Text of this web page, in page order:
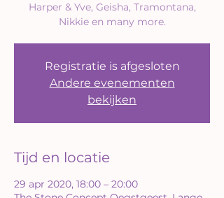
Harper & Yve, Geisha, Tramontana,
Nikkie en many more.
Registratie is afgesloten
Andere evenementen
bekijken
Tijd en locatie
29 apr 2020, 18:00 – 20:00